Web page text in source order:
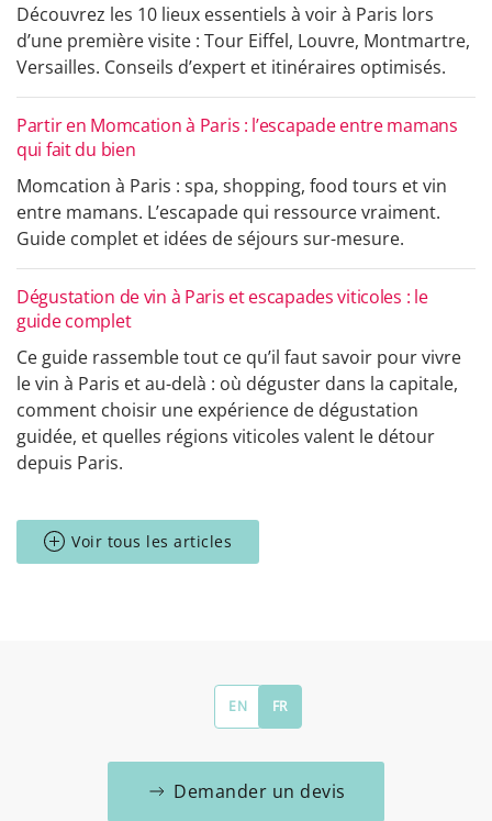
Découvrez les 10 lieux essentiels à voir à Paris lors
d’une première visite : Tour Eiffel, Louvre, Montmartre,
Versailles. Conseils d’expert et itinéraires optimisés.
Partir en Momcation à Paris : l’escapade entre mamans
qui fait du bien
Momcation à Paris : spa, shopping, food tours et vin
entre mamans. L’escapade qui ressource vraiment.
Guide complet et idées de séjours sur-mesure.
Dégustation de vin à Paris et escapades viticoles : le
guide complet
Ce guide rassemble tout ce qu’il faut savoir pour vivre
le vin à Paris et au-delà : où déguster dans la capitale,
comment choisir une expérience de dégustation
guidée, et quelles régions viticoles valent le détour
depuis Paris.
Voir tous les articles
EN FR
Demander un devis